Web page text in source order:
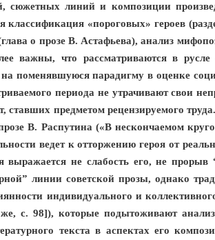
сюжетных линий и композиции
классификация «пороговых» героев
о прозе В. Астафьева), анализ
важны, что рассматриваются в
поменявшуюся парадигму в оценке
периода не утрачивают свои
ставших предметом рецензируемого
В. Распутина («В нескончаемом
ведет к отторжению героя от
не слабость его, не
линии советской прозы, однако
индивидуального и
с. 98]), которые подытоживают
текста в аспектах его